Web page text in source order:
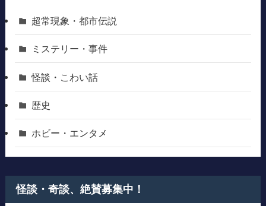
超常現象・都市伝説
ミステリー・事件
怪談・こわい話
歴史
ホビー・エンタメ
怪談・奇談、絶賛募集中！